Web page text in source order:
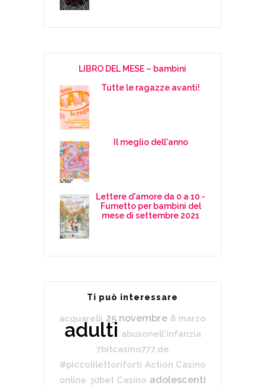
LIBRO DEL MESE – bambini
Tutte le ragazze avanti!
Il meglio dell'anno
Lettere d'amore da 0 a 10 -
Fumetto per bambini del
mese di settembre 2021
Ti può interessare
acquarelli 25 novembre 8 marzo
adulti abusonell'infanzia
7bitcasino777.de
#piccolilettoriforti Action Casino
online 30bet Casino adolescenti